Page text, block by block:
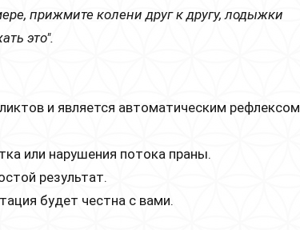
прижмите колени друг к другу, лодыжки
это".
и является автоматическим рефлексом
или нарушения потока праны.
результат.
будет честна с вами.